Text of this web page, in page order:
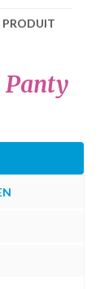
PRODUIT